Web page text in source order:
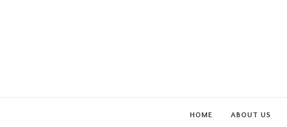
HOME ABOUT US